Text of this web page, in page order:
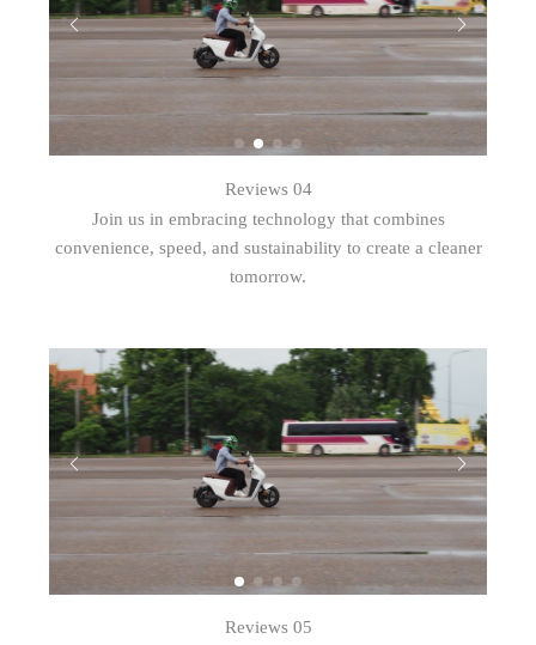
Reviews 04
Join us in embracing technology that combines
convenience, speed, and sustainability to create a cleaner
tomorrow.
Reviews 05